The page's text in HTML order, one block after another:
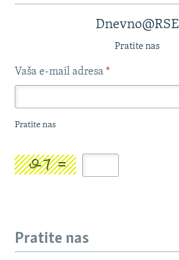
Dnevno@RSE
Pratite nas
Vaša e-mail adresa *
Pratite nas
Pratite nas